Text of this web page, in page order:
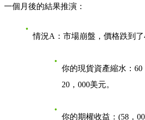
一個月後的結果推演 ：
情況A：市場崩盤，價格跌到了
你的現貨資產縮水：60
20，000美元。
你的期權收益：(58，